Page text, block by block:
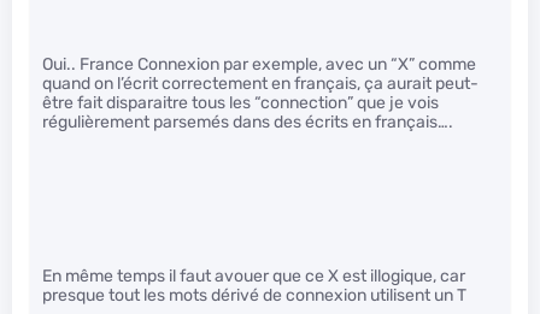
Oui.. France Connexion par exemple, avec un “X” comme
quand on l’écrit correctement en français, ça aurait peut-
être fait disparaitre tous les “connection” que je vois
régulièrement parsemés dans des écrits en français….
En même temps il faut avouer que ce X est illogique, car
presque tout les mots dérivé de connexion utilisent un T